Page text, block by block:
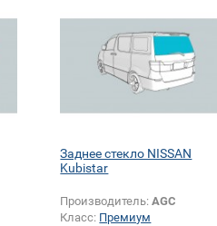
Заднее стекло NISSAN
Kubistar
Производитель:AGC
Класс: Премиум